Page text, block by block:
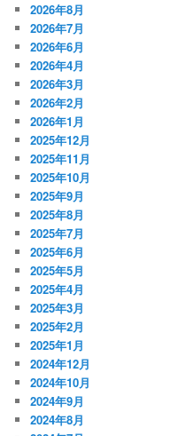
2026年8月
2026年7月
2026年6月
2026年4月
2026年3月
2026年2月
2026年1月
2025年12月
2025年11月
2025年10月
2025年9月
2025年8月
2025年7月
2025年6月
2025年5月
2025年4月
2025年3月
2025年2月
2025年1月
2024年12月
2024年10月
2024年9月
2024年8月